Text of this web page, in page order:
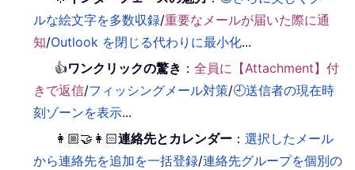
ルな絵文字を多数収録/重要なメールが届いた際に通
知/Outlook を閉じる代わりに最小化...
👍ワンクリックの驚き ：全員に【Attachment】付
きで返信/フィッシングメール対策/🕘送信者の現在時
刻ゾーンを表示...
👩🏼‍🤝‍👩🏻連絡先とカレンダー ：選択したメール
から連絡先を追加を一括登録/連絡先グループを個別の